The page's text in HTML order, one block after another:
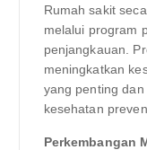
Rumah sakit
melalui program
penjangkauan.
meningkatkan
yang penting
kesehatan
Perkembangan